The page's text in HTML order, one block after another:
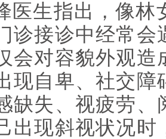
医生指出，像林
诊接诊中经常会
会对容貌外观造
现自卑、社交障
缺失、视疲劳、
出现斜视状况时